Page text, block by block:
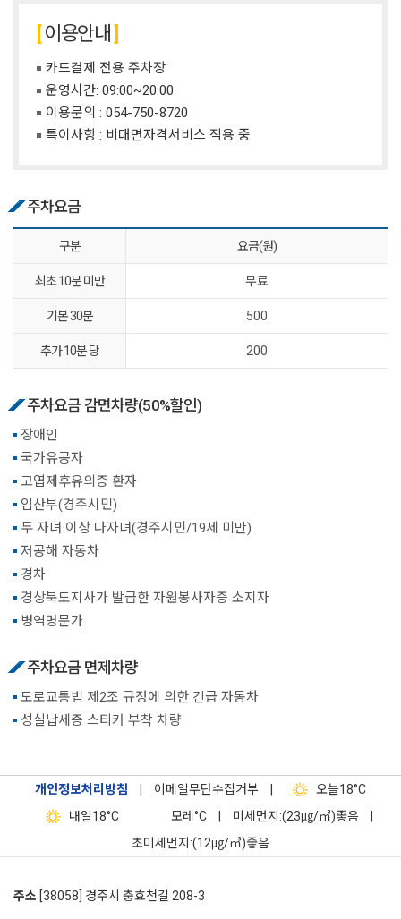
이용안내
카드결제 전용 주차장
운영시간: 09:00~20:00
이용문의 : 054-750-8720
특이사항 : 비대면자격서비스 적용 중
주차요금
구분 요금(원)
최초 10분 미만 무료
기본 30분 500
추가 10분 당 200
주차요금 감면차량(50%할인)
장애인
국가유공자
고엽제후유의증 환자
임산부(경주시민)
두 자녀 이상 다자녀(경주시민/19세 미만)
저공해 자동차
경차
경상북도지사가 발급한 자원봉사자증 소지자
병역명문가
주차요금 면제차량
도로교통법 제2조 규정에 의한 긴급 자동차
성실납세증 스티커 부착 차량
개인정보처리방침 이메일무단수집거부 오늘18°C
내일18°C 모레 °C 미세먼지:(23㎍/㎥)좋음
초미세먼지:(12㎍/㎥)좋음
주소 [38058] 경주시 충효천길 208-3